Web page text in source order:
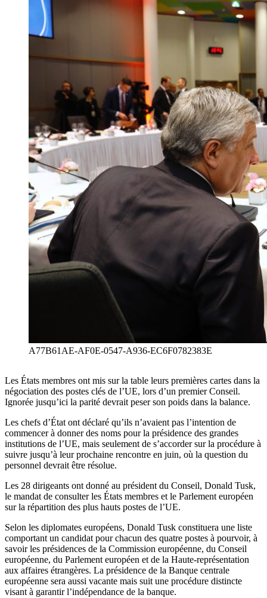
A77B61AE-AF0E-0547-A936-EC6F0782383E
Les États membres ont mis sur la table leurs premières cartes dans la
négociation des postes clés de l’UE, lors d’un premier Conseil.
Ignorée jusqu’ici la parité devrait peser son poids dans la balance.
Les chefs d’État ont déclaré qu’ils n’avaient pas l’intention de
commencer à donner des noms pour la présidence des grandes
institutions de l’UE, mais seulement de s’accorder sur la procédure à
suivre jusqu’à leur prochaine rencontre en juin, où la question du
personnel devrait être résolue.
Les 28 dirigeants ont donné au président du Conseil, Donald Tusk,
le mandat de consulter les États membres et le Parlement européen
sur la répartition des plus hauts postes de l’UE.
Selon les diplomates européens, Donald Tusk constituera une liste
comportant un candidat pour chacun des quatre postes à pourvoir, à
savoir les présidences de la Commission européenne, du Conseil
européenne, du Parlement européen et de la Haute-représentation
aux affaires étrangères. La présidence de la Banque centrale
européenne sera aussi vacante mais suit une procédure distincte
visant à garantir l’indépendance de la banque.